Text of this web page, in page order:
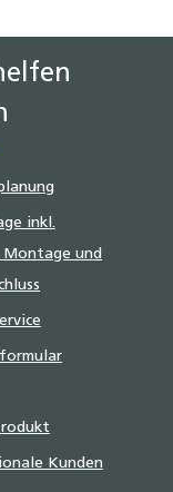
inkl.
Montage und
Kunden